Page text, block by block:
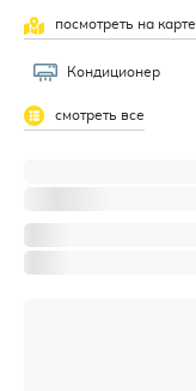
посмотреть на карте
Кондиционер
смотреть все